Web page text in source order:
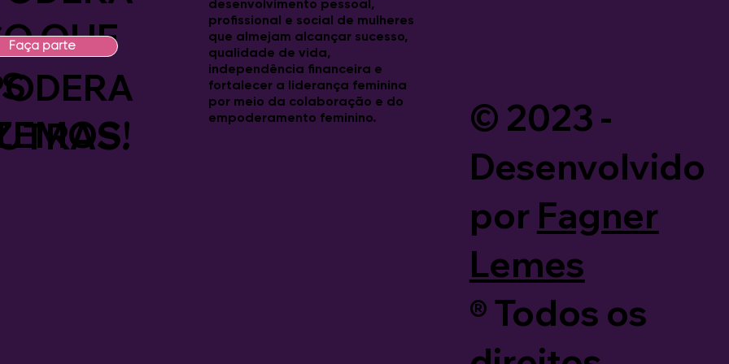
QUE
Faça parte
desenvolvimento pessoal,
profissional e social de mulheres
que almejam alcançar sucesso,
qualidade de vida,
independência financeira e
fortalecer a liderança feminina
por meio da colaboração e do
empoderamento feminino.
© 2023 -
Desenvolvido
por Fagner
Lemes
®️ Todos os